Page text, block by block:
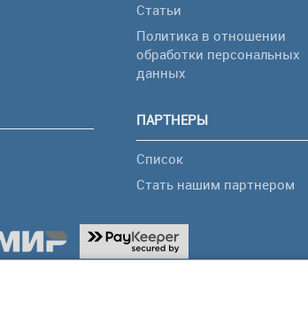
Статьи
Политика в отношении
обработки персональных
данных
ПАРТНЕРЫ
Список
Стать нашим партнером